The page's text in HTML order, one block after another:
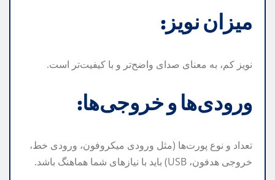
میزان نویز:
نویز کم، به معنای صدای واضح‌تر و با کیفیت‌تر است.
ورودی‌ها و خروجی‌ها:
تعداد و نوع پورت‌ها (مثل ورودی میکروفون، ورودی خط،
خروجی هدفون، USB) باید با نیازهای شما هماهنگ باشد.